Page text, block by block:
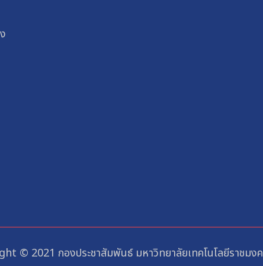
© 2021 กองประชาสัมพันธ์ มหาวิทยาลัยเทคโนโลยีราชม